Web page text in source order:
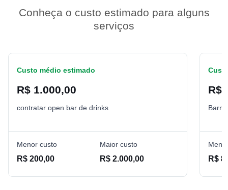
Conheça o custo estimado para alguns
serviços
Custo médio estimado
R$ 1.000,00
contratar open bar de drinks
Menor custo
R$ 200,00
Maior custo
R$ 2.000,00
R$
R$